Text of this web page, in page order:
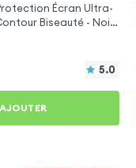
Écran Ultra-
Biseauté - Noir
5.0
AJOUTER